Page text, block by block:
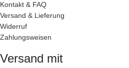
Kontakt & FAQ
Versand & Lieferung
Widerruf
Zahlungsweisen
Versand mit